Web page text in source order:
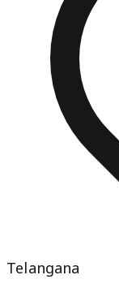
Telangana